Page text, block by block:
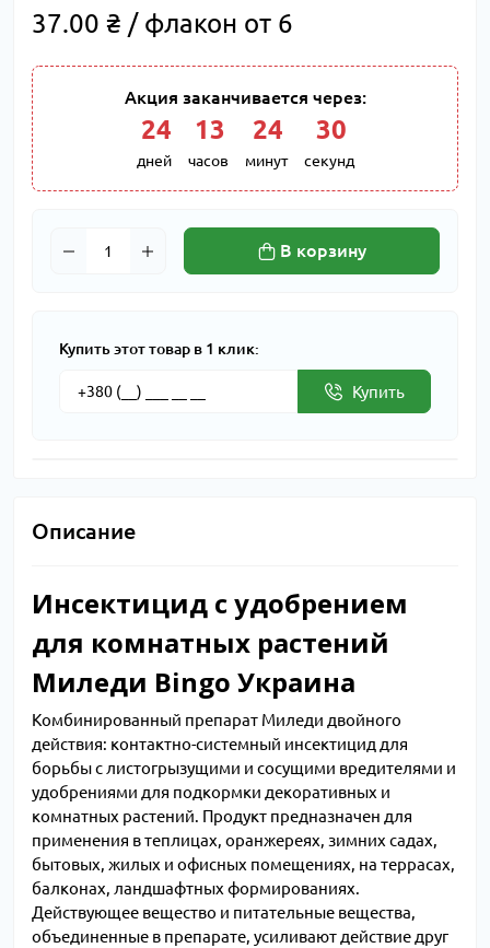
37.00 ₴ / флакон от 6
Акция заканчивается через:
24
дней
13
часов
24
минут
29
секунд
В корзину
Купить этот товар в 1 клик:
Купить
Описание
Инсектицид с удобрением
для комнатных растений
Миледи Bingo Украина
Комбинированный препарат Миледи двойного
действия: контактно-системный инсектицид для
борьбы с листогрызущими и сосущими вредителями и
удобрениями для подкормки декоративных и
комнатных растений. Продукт предназначен для
применения в теплицах, оранжереях, зимних садах,
бытовых, жилых и офисных помещениях, на террасах,
балконах, ландшафтных формированиях.
Действующее вещество и питательные вещества,
объединенные в препарате, усиливают действие друг